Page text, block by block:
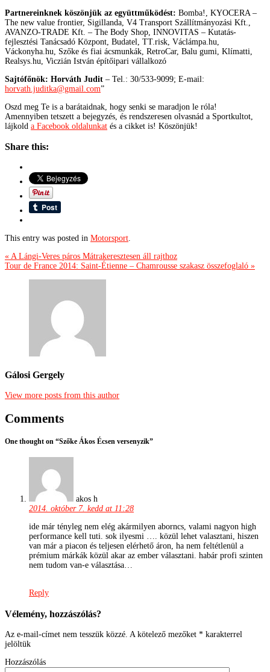
Partnereinknek köszönjük az együttműködést: Bomba!, KYOCERA –
The new value frontier, Sigillanda, V4 Transport Szállítmányozási Kft.,
AVANZO-TRADE Kft. – The Body Shop, INNOVITAS – Kutatás-
fejlesztési Tanácsadó Központ, Budatel, TT.risk, Václámpa.hu,
Váckonyha.hu, Szőke és fiai ácsmunkák, RetroCar, Balu gumi, Klímatti,
Realsys.hu, Viczián István építőipari vállalkozó
Sajtófőnök: Horváth Judit – Tel.: 30/533-9099; E-mail:
horvath.juditka@gmail.com”
Oszd meg Te is a barátaidnak, hogy senki se maradjon le róla!
Amennyiben tetszett a bejegyzés, és rendszeresen olvasnád a Sportkultot,
lájkold a Facebook oldalunkat és a cikket is! Köszönjük!
Share this:
This entry was posted in Motorsport.
« A Lángi-Veres páros Mátrakeresztesen áll rajthoz
Tour de France 2014: Saint-Étienne – Chamrousse szakasz összefoglaló »
Gálosi Gergely
View more posts from this author
Comments
One thought on “Szőke Ákos Écsen versenyzik”
akos h
2014. október 7. kedd at 11:28
ide már tényleg nem elég akármilyen aborncs, valami nagyon high
performance kell tuti. sok ilyesmi …. közül lehet valasztani, hiszen
van már a piacon és teljesen elérhető áron, ha nem feltétlenül a
prémium márkák közül akar az ember választani. habár profi szinten
nem tudom van-e választása…
Reply
Vélemény, hozzászólás?
Az e-mail-címet nem tesszük közzé. A kötelező mezőket * karakterrel
jelöltük
Hozzászólás